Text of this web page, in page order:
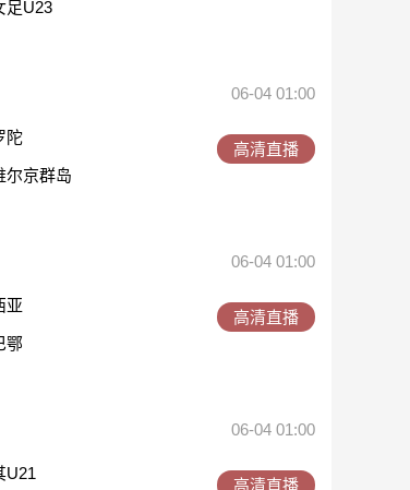
足U23
06-04 01:00
陀
尔京群岛
高清直播
06-04 01:00
亚
鄂
高清直播
06-04 01:00
U21
高清直播